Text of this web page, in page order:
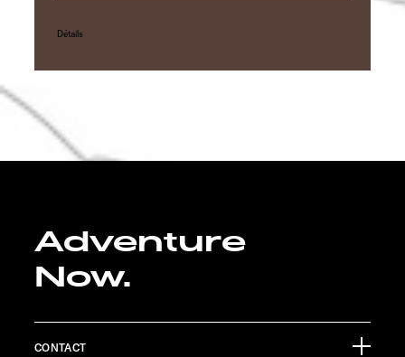
Détails
Adventure
Now.
CONTACT